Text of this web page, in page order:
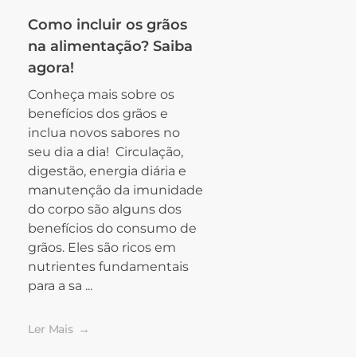
Como incluir os grãos
na alimentação? Saiba
agora!
Conheça mais sobre os
benefícios dos grãos e
inclua novos sabores no
seu dia a dia! Circulação,
digestão, energia diária e
manutenção da imunidade
do corpo são alguns dos
benefícios do consumo de
grãos. Eles são ricos em
nutrientes fundamentais
para a sa ...
Ler Mais